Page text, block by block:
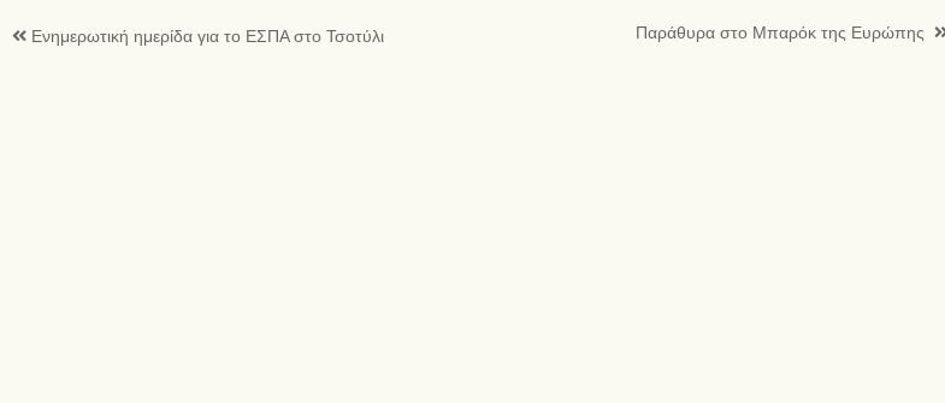
Ενημερωτική ημερίδα για το ΕΣΠΑ στο Τσοτύλι Παράθυρα στο Μπαρόκ της Ευρώπης